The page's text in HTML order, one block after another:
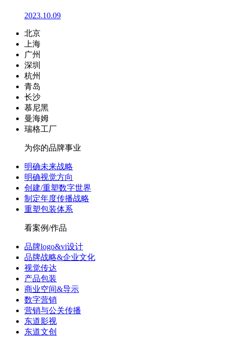
2023.10.09
北京
上海
广州
深圳
杭州
青岛
长沙
慕尼黑
曼海姆
瑞格工厂
为你的品牌事业
明确未来战略
明确视觉方向
创建/重塑数字世界
制定年度传播战略
重塑包装体系
看案例/作品
品牌logo&vi设计
品牌战略&企业文化
视觉传达
产品包装
商业空间&导示
数字营销
营销与公关传播
东道影视
东道文创